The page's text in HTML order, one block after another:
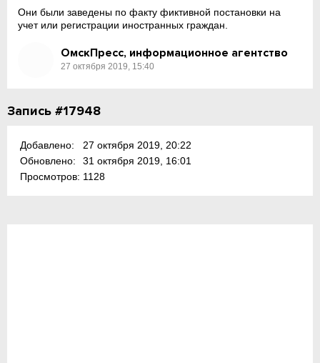
Они были заведены по факту фиктивной постановки на
учет или регистрации иностранных граждан.
ОмскПресс, информационное агентство
27 октября 2019, 15:40
Запись #17948
Добавлено:
27 октября 2019, 20:22
Обновлено:
31 октября 2019, 16:01
Просмотров: 1128